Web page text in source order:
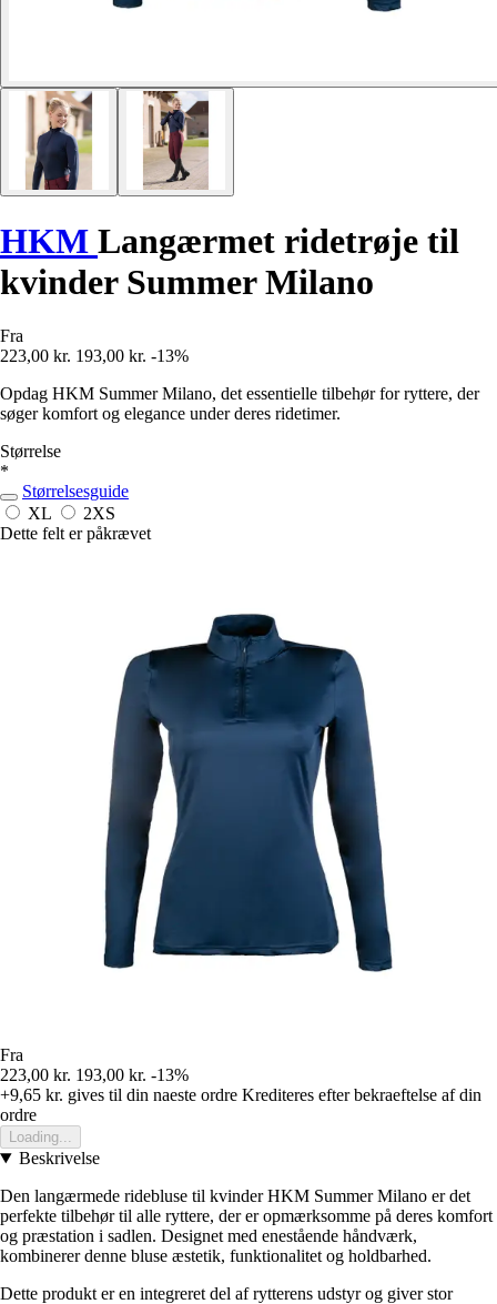
HKM Langærmet ridetrøje til
kvinder Summer Milano
Fra
223,00 kr. 193,00 kr. -13%
Opdag HKM Summer Milano, det essentielle tilbehør for ryttere, der
søger komfort og elegance under deres ridetimer.
Størrelse
*
Størrelsesguide
XL
2XS
Dette felt er påkrævet
Fra
223,00 kr. 193,00 kr. -13%
+9,65 kr. gives til din naeste ordre Krediteres efter bekraeftelse af din
ordre
Loading...
Beskrivelse
Den langærmede ridebluse til kvinder HKM Summer Milano er det
perfekte tilbehør til alle ryttere, der er opmærksomme på deres komfort
og præstation i sadlen. Designet med enestående håndværk,
kombinerer denne bluse æstetik, funktionalitet og holdbarhed.
Dette produkt er en integreret del af rytterens udstyr og giver stor